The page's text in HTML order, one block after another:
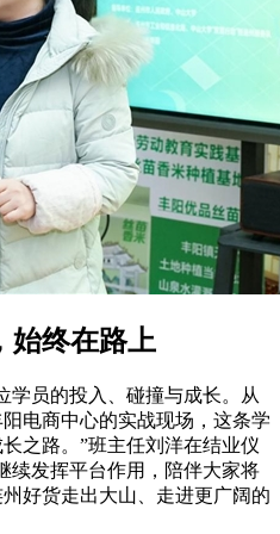
始终在路上
学员的投入、碰撞与成长。从
电商中心的实战现场，这条学
之路。”班主任刘洋在结业仪
续发挥平台作用，陪伴大家将
好货走出大山、走进更广阔的